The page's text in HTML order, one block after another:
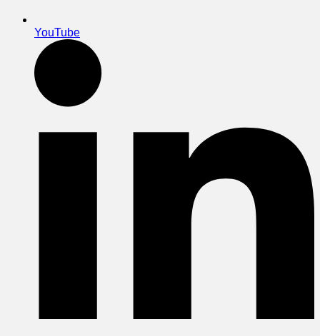
YouTube